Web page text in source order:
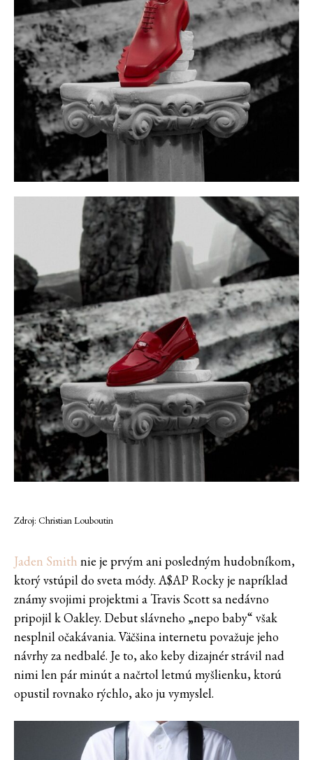
Zdroj: Christian Louboutin
Jaden Smith nie je prvým ani posledným hudobníkom,
ktorý vstúpil do sveta módy. A$AP Rocky je napríklad
známy svojimi projektmi a Travis Scott sa nedávno
pripojil k Oakley. Debut slávneho „nepo baby“ však
nesplnil očakávania. Väčšina internetu považuje jeho
návrhy za nedbalé. Je to, ako keby dizajnér strávil nad
nimi len pár minút a načrtol letmú myšlienku, ktorú
opustil rovnako rýchlo, ako ju vymyslel.